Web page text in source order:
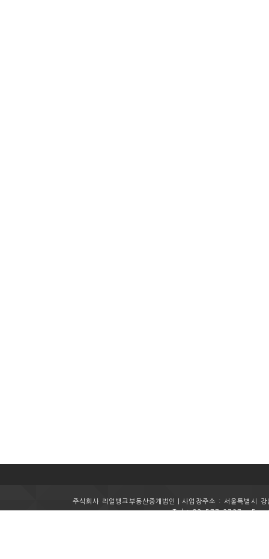
주식회사 리얼뱅크부동산중개법인ㅣ사업장주소 : 서울특별
Tel : 02-577-2727
Fax